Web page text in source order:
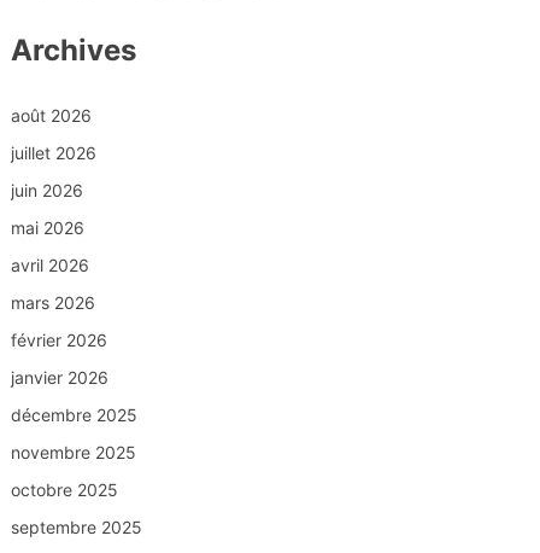
Archives
août 2026
juillet 2026
juin 2026
mai 2026
avril 2026
mars 2026
février 2026
janvier 2026
décembre 2025
novembre 2025
octobre 2025
septembre 2025